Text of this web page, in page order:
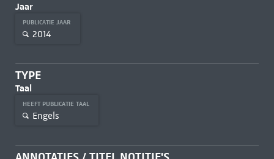
Jaar
PUBLICATIE JAAR
2014
TYPE
Taal
HEEFT PUBLICATIE TAAL
Engels